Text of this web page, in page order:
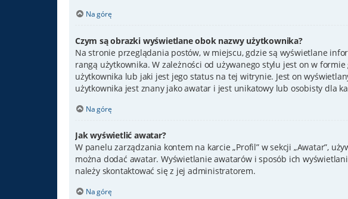
Na górę
Czym są obrazki wyświetlane obok nazwy użytkownika?
Na stronie przeglądania postów, w miejscu, gdzie są wyświetlane
rangą użytkownika. W zależności od używanego stylu jest on w
użytkownika lub jaki jest jego status na tej witrynie. Jest on
użytkownika jest znany jako awatar i jest unikatowy lub osobisty dla
Na górę
Jak wyświetlić awatar?
W panelu zarządzania kontem na karcie „Profil” w sekcji „Awatar”,
można dodać awatar. Wyświetlanie awatarów i sposób ich
należy skontaktować się z jej administratorem.
Na górę